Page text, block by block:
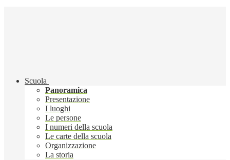
Scuola
Panoramica
Presentazione
I luoghi
Le persone
I numeri della scuola
Le carte della scuola
Organizzazione
La storia